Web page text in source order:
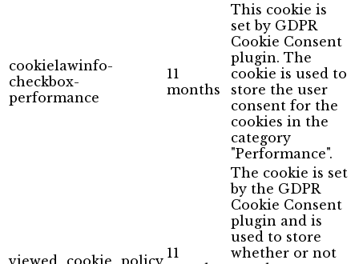
cookielawinfo-
checkbox-
performance
11
months
This cookie is
set by GDPR
Cookie Consent
plugin. The
cookie is used to
store the user
consent for the
cookies in the
category
"Performance".
viewed_cookie_policy 11
The cookie is set
by the GDPR
Cookie Consent
plugin and is
used to store
whether or not